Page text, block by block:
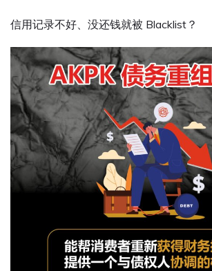
信用记录不好、没还钱就被 Blacklist？